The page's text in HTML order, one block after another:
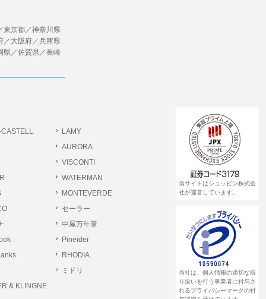
を閲覧・利用していただくためにクッ
タの削除を要求する権利があります。
提出や質問へのご回答をお願いすること
人情報相談窓口
(受付)
クトメールなど）を行なう場合。
。
ザーに有益かつ便利な情報を提供する
購読の登録をするものとします。
きます。
さい。
ます。
れのある行為。
れのある行為。
れのある行為。
東京都／神奈川県
／大阪府／兵庫県
県／佐賀県／長崎
CASTELL
LAMY
AURORA
VISCONTI
WATERMAN
MONTEVERDE
セーラー
中屋万年筆
Pineider
RHODIA
ミドリ
& KLINGNE
当サイトはシュッピン株式会
社が運営しています。
当社は、個人情報の適切な取
り扱いを行う事業者に付与さ
れるプライバシーマークの付